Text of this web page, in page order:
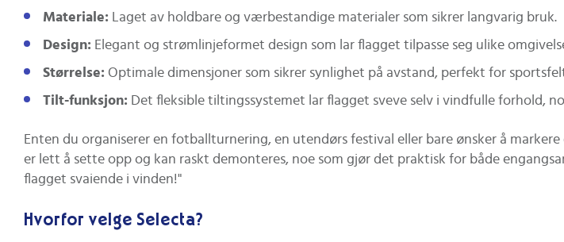
Materiale: Laget av holdbare og værbestandige materialer som sikrer langvarig bruk.
Design: Elegant og strømlinjeformet design som lar flagget tilpasse seg ulike
Størrelse: Optimale dimensjoner som sikrer synlighet på avstand, perfekt for
Tilt-funksjon: Det fleksible tiltingssystemet lar flagget sveve selv i vindfulle forhold,
Enten du organiserer en fotballturnering, en utendørs festival eller bare ønsker å
er lett å sette opp og kan raskt demonteres, noe som gjør det praktisk for både
flagget svaiende i vinden!"
Hvorfor velge Selecta?